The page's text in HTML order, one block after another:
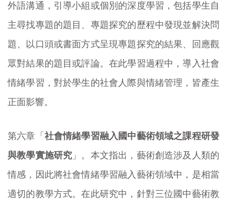
外語溝通，引導小組或個別的深度學習，包括學生自
主尋找專題的題目、專題探究的歷程中發現並解決問
題、以口頭或書面方式呈現專題探究的結果、回應觀
眾對結果的題目或評論。在此學習過程中，導入社會
情緒學習，對於學生的社會人際與情緒管理，皆產生
正面影響。
第六章「 社會情緒學習融入國中藝術領域之課程研發
與教學實施研究 」。本文指出，藝術創造涉及人類的
情感，因此將社會情緒學習融入藝術領域中，是相當
適切的教學方式。在此研究中，針對三位國中藝術教